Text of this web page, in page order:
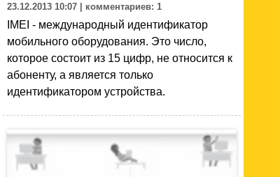
23.12.2013 10:07 | комментариев: 1
IMEI - международный идентификатор
мобильного оборудования. Это число,
которое состоит из 15 цифр, не относится к
абоненту, а является только
идентификатором устройства.